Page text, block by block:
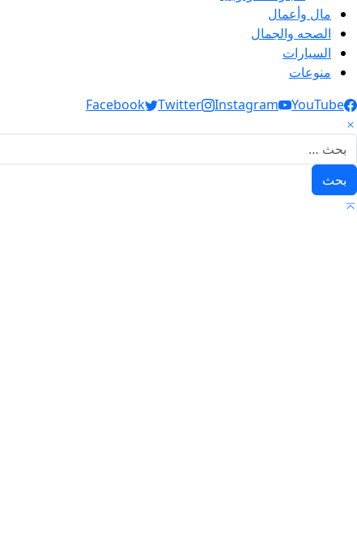
مال وأعمال
الصحه والجمال
السيارات
منوعات
Social Links
Facebook Twitter Instagram YouTube
البحث عن: